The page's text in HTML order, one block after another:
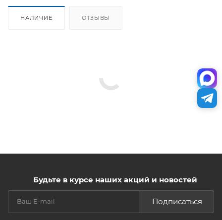
НАЛИЧИЕ ОТЗЫВЫ
Будьте в курсе наших акций и новостей
Подписаться